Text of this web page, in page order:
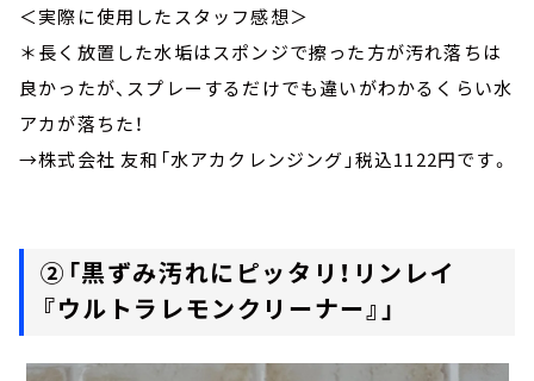
＜実際に使用したスタッフ感想＞
＊長く放置した水垢はスポンジで擦った方が汚れ落ちは
良かったが、スプレーするだけでも違いがわかるくらい水
アカが落ちた！
→株式会社 友和「水アカクレンジング」税込1122円です。
②「黒ずみ汚れにピッタリ！リンレイ
『ウルトラレモンクリーナー』」